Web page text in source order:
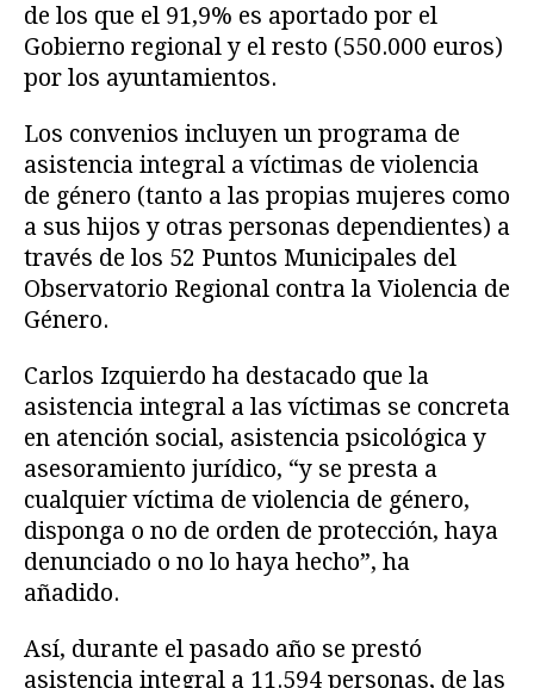
de los que el 91,9% es aportado por el
Gobierno regional y el resto (550.000 euros)
por los ayuntamientos.
Los convenios incluyen un programa de
asistencia integral a víctimas de violencia
de género (tanto a las propias mujeres como
a sus hijos y otras personas dependientes) a
través de los 52 Puntos Municipales del
Observatorio Regional contra la Violencia de
Género.
Carlos Izquierdo ha destacado que la
asistencia integral a las víctimas se concreta
en atención social, asistencia psicológica y
asesoramiento jurídico, “y se presta a
cualquier víctima de violencia de género,
disponga o no de orden de protección, haya
denunciado o no lo haya hecho”, ha
añadido.
Así, durante el pasado año se prestó
asistencia integral a 11.594 personas, de las